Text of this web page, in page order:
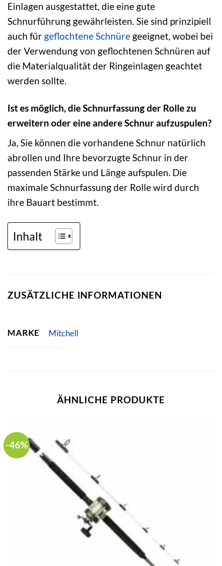
Einlagen ausgestattet, die eine gute
Schnurführung gewährleisten. Sie sind prinzipiell
auch für geflochtene Schnüre geeignet, wobei bei
der Verwendung von geflochtenen Schnüren auf
die Materialqualität der Ringeinlagen geachtet
werden sollte.
Ist es möglich, die Schnurfassung der Rolle zu
erweitern oder eine andere Schnur aufzuspulen?
Ja, Sie können die vorhandene Schnur natürlich
abrollen und Ihre bevorzugte Schnur in der
passenden Stärke und Länge aufspulen. Die
maximale Schnurfassung der Rolle wird durch
ihre Bauart bestimmt.
Inhalt
ZUSÄTZLICHE INFORMATIONEN
MARKE Mitchell
ÄHNLICHE PRODUKTE
-46%